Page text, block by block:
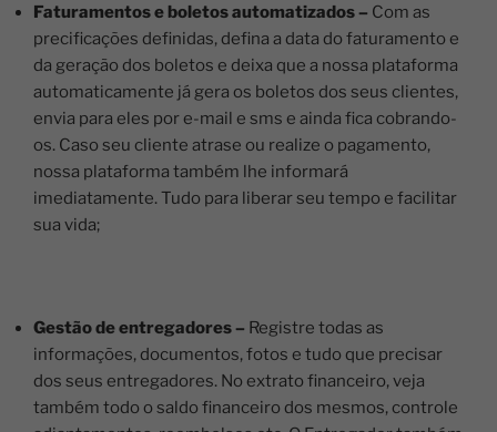
Faturamentos e boletos automatizados – Com as
precificações definidas, defina a data do faturamento e
da geração dos boletos e deixa que a nossa plataforma
automaticamente já gera os boletos dos seus clientes,
envia para eles por e-mail e sms e ainda fica cobrando-
os. Caso seu cliente atrase ou realize o pagamento,
nossa plataforma também lhe informará
imediatamente. Tudo para liberar seu tempo e facilitar
sua vida;
Gestão de entregadores– Registre todas as
informações, documentos, fotos e tudo que precisar
dos seus entregadores. No extrato financeiro, veja
também todo o saldo financeiro dos mesmos, controle